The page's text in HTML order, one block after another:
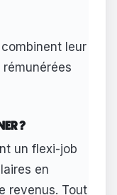
leur
?
un flexi-job
en
revenus. Tout